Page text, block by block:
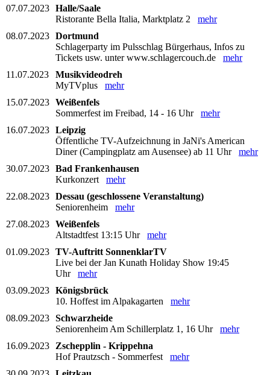
07.07.2023 Halle/Saale
Ristorante Bella Italia, Marktplatz 2 mehr
08.07.2023 Dortmund
Schlagerparty im Pulsschlag Bürgerhaus, Infos zu
Tickets usw. unter www.schlagercouch.de mehr
11.07.2023
Musikvideodreh
MyTVplus mehr
15.07.2023 Weißenfels
Sommerfest im Freibad, 14 - 16 Uhr mehr
16.07.2023 Leipzig
Öffentliche TV-Aufzeichnung in JaNi's American
Diner (Campingplatz am Ausensee) ab 11 Uhr mehr
30.07.2023 Bad Frankenhausen
Kurkonzert mehr
22.08.2023 Dessau (geschlossene Veranstaltung)
Seniorenheim mehr
27.08.2023 Weißenfels
Altstadtfest 13:15 Uhr mehr
01.09.2023 TV-Auftritt SonnenklarTV
Live bei der Jan Kunath Holiday Show 19:45
Uhr mehr
03.09.2023 Königsbrück
10. Hoffest im Alpakagarten mehr
08.09.2023 Schwarzheide
Seniorenheim Am Schillerplatz 1, 16 Uhr mehr
16.09.2023
Zschepplin - Krippehna
Hof Prautzsch - Sommerfest mehr